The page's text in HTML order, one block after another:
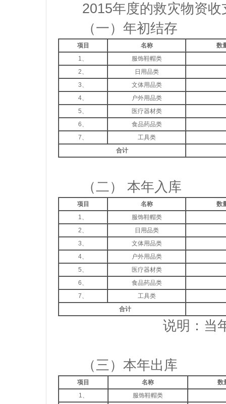
2015年度的救灾物资收
（一）年初结存
项目 名称
数
1、
服饰鞋帽类
2、
日用品类
3、
文体用品类
4、
户外用品类
5、
医疗器材类
6、
食品药品类
7、
工具类
合计
（二） 本年入库
项目 名称
数
1、
服饰鞋帽类
2、
日用品类
3、
文体用品类
4、
户外用品类
5、
医疗器材类
6、
食品药品类
7、
工具类
合计
说明：当年接受捐赠
（三）本年出库
项目 名称
数
1、
服饰鞋帽类